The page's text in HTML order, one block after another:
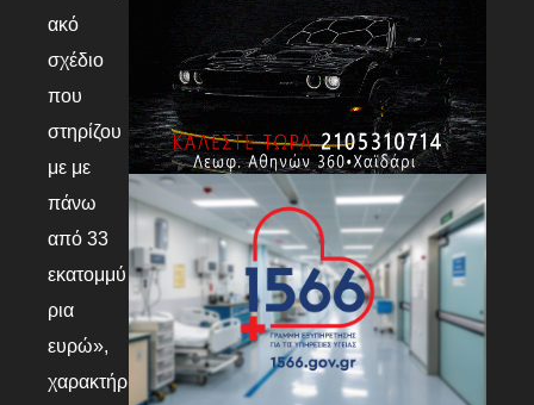
ακό
σχέδιο
που
στηρίζου
με με
πάνω
από 33
εκατομμύ
ρια
ευρώ»,
χαρακτήρ